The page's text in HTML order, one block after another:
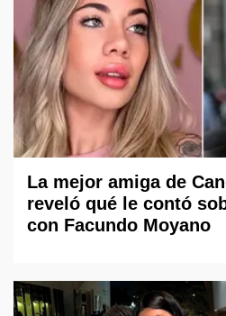
La mejor amiga de
reveló qué le contó
con Facundo Moyano